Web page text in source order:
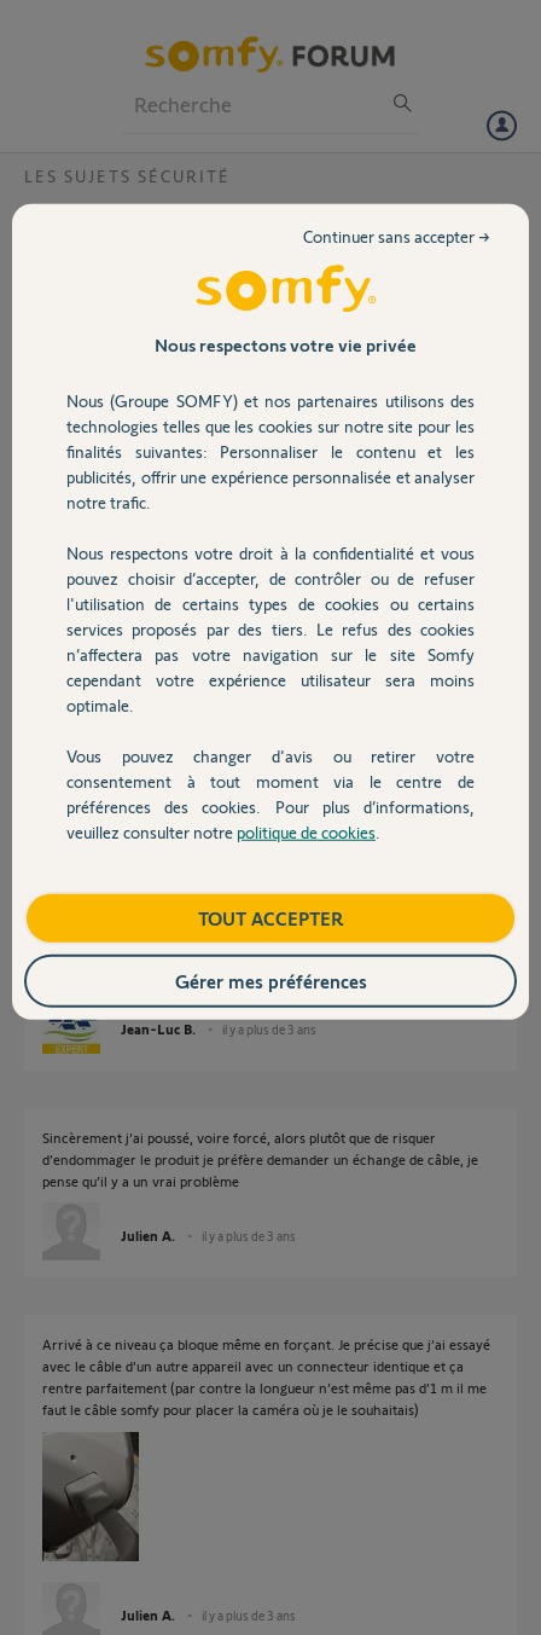
Volet
Sécurité
Domotique
Chauffage
Autres produits
Devis avec un pro
Contact
LES SUJETS SÉCURITÉ
Câble d’alimentation caméra indoor
Je viens de recevoir ma caméra indoor et le câble d’alimentation
fourni avec ne rentre pas (on n’entend pas le clic) malgré le fait qu’il
J’ai constaté en parcourant le forum que c’est arrivé à plusieurs autres
membres.
Pouvez-vous prendre contact avec moi svp ?
Julien A.
il y a plus de 3 ans
Participer au fil de discussion
Réponses
Postez des photos en gros plan.
Jean-Luc B. il y a plus de 3 ans
Sincèrement j’ai poussé, voire forcé, alors plutôt que de risquer
d’endommager le produit je préfère demander un échange de câble, je
pense qu’il y a un vrai problème
Julien A. il y a plus de 3 ans
Arrivé à ce niveau ça bloque même en forçant. Je précise que j’ai essayé
avec le câble d’un autre appareil avec un connecteur identique et ça
rentre parfaitement (par contre la longueur n’est même pas d’1 m il me
faut le câble somfy pour placer la caméra où je le souhaitais)
Julien A. il y a plus de 3 ans
Nous respectons votre vie privée
Nous (Groupe SOMFY) et nos partenaires utilisons des
technologies telles que les cookies sur notre site pour les
finalités suivantes: Personnaliser le contenu et les
publicités, offrir une expérience personnalisée et analyser
notre trafic.
Nous respectons votre droit à la confidentialité et vous
pouvez choisir d’accepter, de contrôler ou de refuser
l'utilisation de certains types de cookies ou certains
services proposés par des tiers. Le refus des cookies
n’affectera pas votre navigation sur le site Somfy
cependant votre expérience utilisateur sera moins
optimale.
Vous pouvez changer d'avis ou retirer votre
consentement à tout moment via le centre de
préférences des cookies. Pour plus d’informations,
veuillez consulter notre politique de cookies
Continuer sans accepter →
TOUT ACCEPTER
Gérer mes préférences